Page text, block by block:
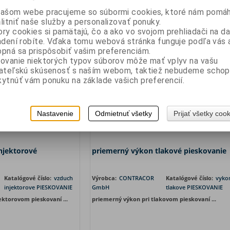
cena bez DPH:0 EUR
cena s DPH:0 EUR
Vaša cena bez DPH: 0
Vaša cena s DPH:0
Katalógové číslo: vzduch
injektorove PIESKOVANIE
pieskovaní ...
priemerný výkon tlakové pieskovanie
Výrobca: CONTRACOR
GmbH
Katalógové číslo:
tlakove PIESKOVANIE
priemerný výkon pri tlakovom pieskovaní ...
webe pracujeme so súbormi cookies, ktoré nám
naše služby a personalizovať ponuky.
cookies si pamätajú, čo a ako vo svojom prehliadači na
robíte. Vďaka tomu webová stránka funguje podľa vás
sa prispôsobiť vašim preferenciám.
niektorých typov súborov môže mať vplyv na vašu
skúsenosť s naším webom, taktiež nebudeme
vám ponuku na základe vašich preferencií.
Nastavenie Odmietnuť všetky Prijať všetky